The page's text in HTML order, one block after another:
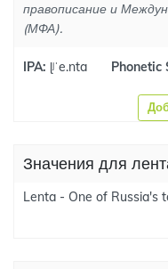
правописание и
(МФА).
IPA: ɭʲˈe.nta Phonetic
Значения для
Lenta - One of Russia's